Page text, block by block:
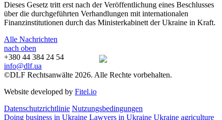
Dieses Gesetz tritt erst nach der Veröffentlichung eines Beschlusses
über die durchgeführten Verhandlungen mit internationalen
Finanzinstitutionen durch das Ministerkabinett der Ukraine in Kraft.
Alle Nachrichten
nach oben
+380 44 384 24 54
info@dlf.ua
©DLF Rechtsanwälte 2026. Alle Rechte vorbehalten.
Website developed by Fitel.io
Datenschutzrichtlinie Nutzungsbedingungen
Doing business in Ukraine Lawyers in Ukraine Ukraine agriculture